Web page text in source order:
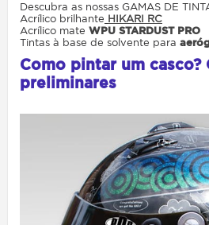
Descubra as nossas GAMAS DE
Acrílico brilhante HIKARI RC
Acrílico mate WPU STARDUST PRO
Tintas à base de solvente para
Como pintar um casco?
preliminares